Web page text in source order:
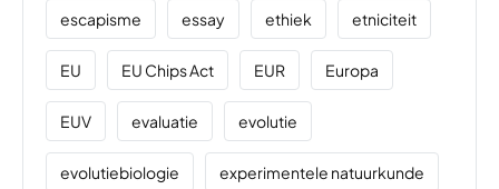
escapisme essay ethiek etniciteit
EU EU Chips Act EUR Europa
EUV evaluatie evolutie
evolutiebiologie experimentele natuurkunde